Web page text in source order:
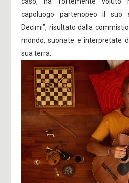
capoluogo partenopeo il suo
Decimi”, risultato dalla
mondo, suonate e interpretate
sua terra.